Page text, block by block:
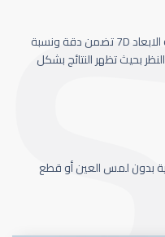
كاميرا تتبع حركة العين سباعية الابعاد 7D تضمن دقة ونسبة
بحيث تظهر النتائج بشكل
بدون لمس العين أو قطع